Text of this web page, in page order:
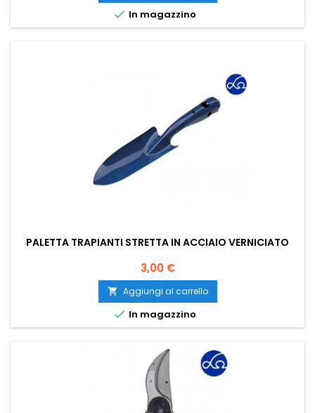
 In magazzino
PALETTA TRAPIANTI STRETTA IN ACCIAIO VERNICIATO
Prezzo
3,00 €
 Aggiungi al carrello
 In magazzino